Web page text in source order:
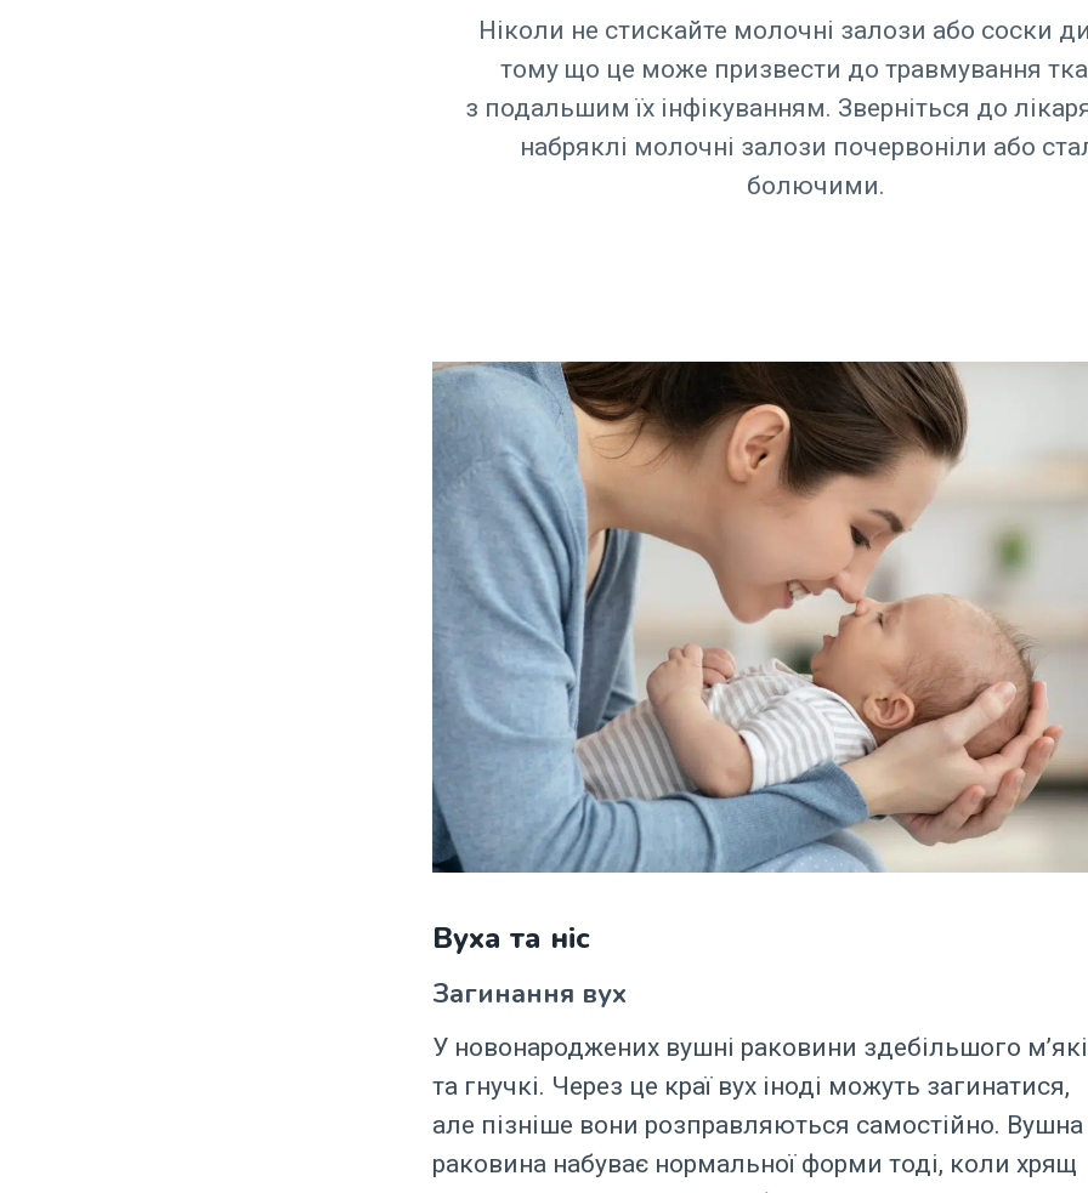
Ніколи не стискайте молочні залози або соски
тому що це може призвести до травмування
з подальшим їх інфікуванням. Зверніться до
набряклі молочні залози почервоніли або
болючими.
Вуха та ніс
Загинання вух
У новонароджених вушні раковини здебільшого м’які
та гнучкі. Через це краї вух іноді можуть загинатися,
але пізніше вони розправляються самостійно. Вушна
раковина набуває нормальної форми тоді, коли хрящ